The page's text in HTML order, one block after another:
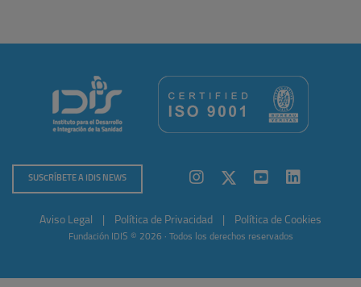
SUSCRÍBETE A IDIS NEWS
Aviso Legal Política de Privacidad Política de Cookies
Fundación IDIS © 2026 · Todos los derechos reservados